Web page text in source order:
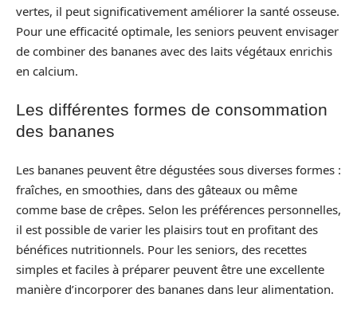
vertes, il peut significativement améliorer la santé osseuse.
Pour une efficacité optimale, les seniors peuvent envisager
de combiner des bananes avec des laits végétaux enrichis
en calcium.
Les différentes formes de consommation
des bananes
Les bananes peuvent être dégustées sous diverses formes :
fraîches, en smoothies, dans des gâteaux ou même
comme base de crêpes. Selon les préférences personnelles,
il est possible de varier les plaisirs tout en profitant des
bénéfices nutritionnels. Pour les seniors, des recettes
simples et faciles à préparer peuvent être une excellente
manière d’incorporer des bananes dans leur alimentation.